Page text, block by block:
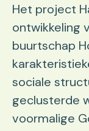
Het project
ontwikkeling
buurtschap
sociale
geclusterde
voormalige